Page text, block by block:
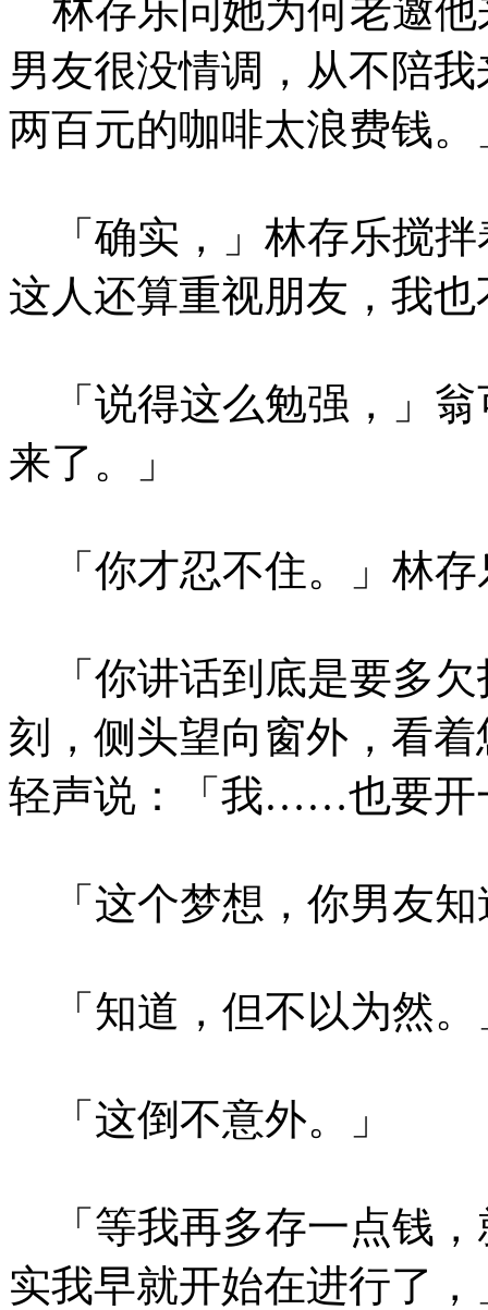
林存乐问她为何老邀他
男友很没情调，从不陪
两百元的咖啡太浪费钱。
「确实，」林存乐搅拌
这人还算重视朋友，我
「说得这么勉强，」翁
来了。」
「你才忍不住。」林存
「你讲话到底是要多欠
刻，侧头望向窗外，看
轻声说：「我……也要开
「这个梦想，你男友知
「知道，但不以为然。
「这倒不意外。」
「等我再多存一点钱，
实我早就开始在进行了